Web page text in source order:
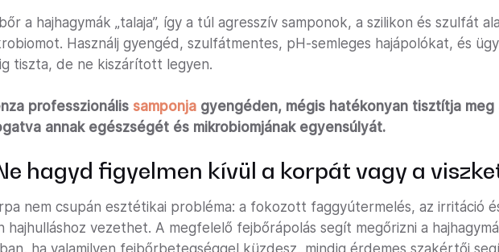
a hajhagymák „talaja”, így a túl agresszív samponok, a szilikon és szulfát
Használj gyengéd, szulfátmentes, pH-semleges hajápolókat, és
tiszta, de ne kiszárított legyen.
professzionális samponja gyengéden, mégis hatékonyan tisztítja
annak egészségét és mikrobiomjának egyensúlyát.
hagyd figyelmen kívül a korpát vagy a
nem csupán esztétikai probléma: a fokozott faggyútermelés, az irritáció
hajhulláshoz vezethet. A megfelelő fejbőrápolás segít megőrizni a
ha valamilyen fejbőrbetegséggel küzdesz, mindig érdemes szakértői